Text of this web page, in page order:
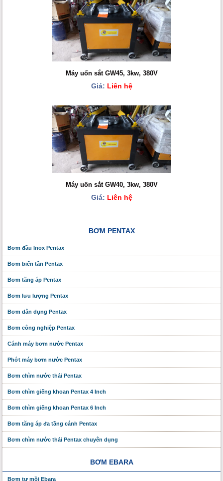
Máy uốn sắt GW45, 3kw, 380V
Giá: Liên hệ
Máy uốn sắt GW40, 3kw, 380V
Giá: Liên hệ
BƠM PENTAX
Bơm đầu Inox Pentax
Bơm biến tần Pentax
Bơm tăng áp Pentax
Bơm lưu lượng Pentax
Bơm dân dụng Pentax
Bơm công nghiệp Pentax
Cánh máy bơm nước Pentax
Phớt máy bơm nước Pentax
Bơm chìm nước thải Pentax
Bơm chìm giếng khoan Pentax 4 Inch
Bơm chìm giếng khoan Pentax 6 Inch
Bơm tăng áp đa tầng cánh Pentax
Bơm chìm nước thải Pentax chuyên dụng
BƠM EBARA
Bơm tự mồi Ebara